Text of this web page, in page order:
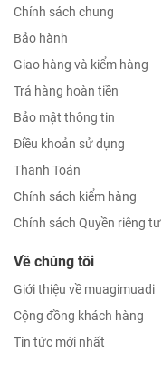
Chính sách chung
Bảo hành
Giao hàng và kiểm hàng
Trả hàng hoàn tiền
Bảo mật thông tin
Điều khoản sử dụng
Thanh Toán
Chính sách kiểm hàng
Chính sách Quyền riêng tư
Về chúng tôi
Giới thiệu về muagimuadi
Cộng đồng khách hàng
Tin tức mới nhất